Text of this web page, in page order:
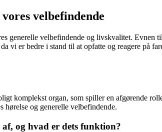
velbefindende
generelle velbefindende og livskvalitet. Evnen
vi er bedre i stand til at opfatte og reagere på
komplekst organ, som spiller en afgørende
hørelse og generelle velbefindende.
og hvad er dets funktion?